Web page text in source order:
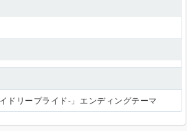
ドリープライド-」エンディングテーマ